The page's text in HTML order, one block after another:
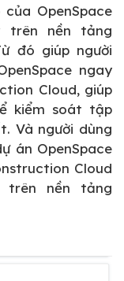
OpenSpace
trên nền tảng
đó giúp người
ngay
Cloud, giúp
kiểm soát tập
Và người dùng
án OpenSpace
Cloud
nền tảng